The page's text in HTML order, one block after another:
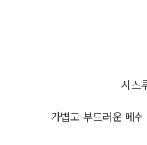
시스
가볍고 부드러운 메